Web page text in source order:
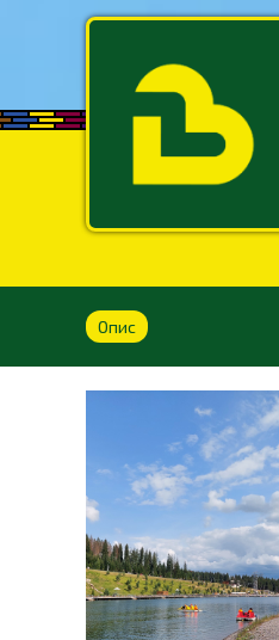
Опис